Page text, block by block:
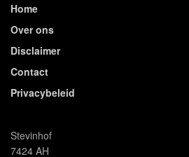
Home
Over ons
Disclaimer
Contact
Privacybeleid
Stevinhof
7424 AH